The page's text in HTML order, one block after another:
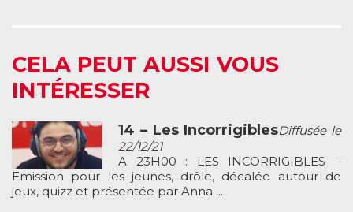
CELA PEUT AUSSI VOUS
INTÉRESSER
14 – Les IncorrigiblesDiffusée le
22/12/21
A 23H00 : LES INCORRIGIBLES –
Emission pour les jeunes, drôle, décalée autour de
jeux, quizz et présentée par Anna ...